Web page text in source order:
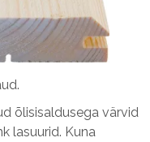
õlisisaldusega värvid
lasuurid. Kuna